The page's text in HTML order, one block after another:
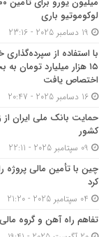
لوکوموتیو باری
با استفاده از
۱۵ هزار میلیارد
اختصاص یافت
16 دسامبر 2025 - 20:47
حمایت بانک ملی ایران
کشور
چین با تأمین مالی پروژه
کرد
تفاهم راه آهن و گروه